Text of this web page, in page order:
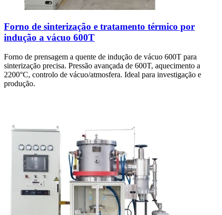
Forno de sinterização e tratamento térmico por
indução a vácuo 600T
Forno de prensagem a quente de indução de vácuo 600T para
sinterização precisa. Pressão avançada de 600T, aquecimento a
2200°C, controlo de vácuo/atmosfera. Ideal para investigação e
produção.